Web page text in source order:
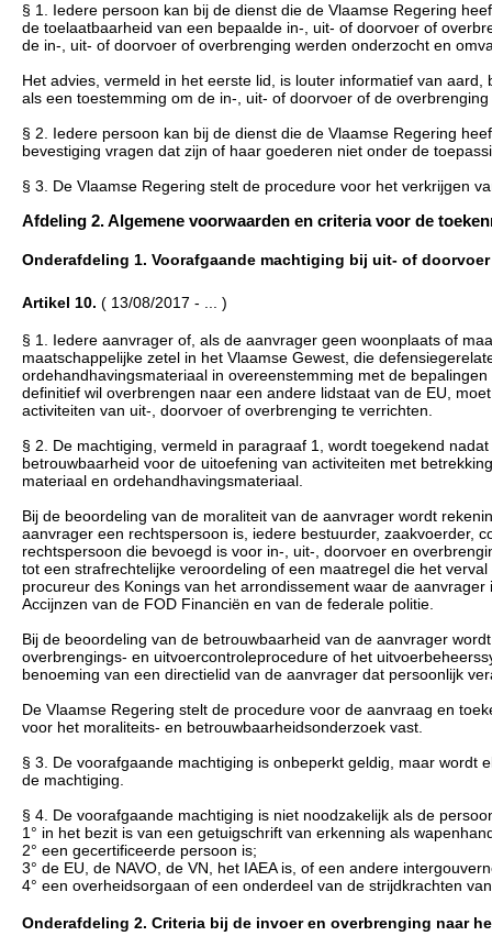
§ 1. Iedere persoon kan bij de dienst die de Vlaamse Regering
de toelaatbaarheid van een bepaalde in-, uit- of doorvoer of
de in-, uit- of doorvoer of overbrenging werden onderzocht en
Het advies, vermeld in het eerste lid, is louter informatief van
als een toestemming om de in-, uit- of doorvoer of de
§ 2. Iedere persoon kan bij de dienst die de Vlaamse Regering
bevestiging vragen dat zijn of haar goederen niet onder de
§ 3. De Vlaamse Regering stelt de procedure voor het verkrijgen
Afdeling 2. Algemene voorwaarden en criteria voor de
Onderafdeling 1. Voorafgaande machtiging bij uit- of
Artikel 10. ( 13/08/2017 - ... )
§ 1. Iedere aanvrager of, als de aanvrager geen woonplaats of
maatschappelijke zetel in het Vlaamse Gewest, die
ordehandhavingsmateriaal in overeenstemming met de
definitief wil overbrengen naar een andere lidstaat van de EU,
activiteiten van uit-, doorvoer of overbrenging te verrichten.
§ 2. De machtiging, vermeld in paragraaf 1, wordt toegekend
betrouwbaarheid voor de uitoefening van activiteiten met
materiaal en ordehandhavingsmateriaal.
Bij de beoordeling van de moraliteit van de aanvrager wordt
aanvrager een rechtspersoon is, iedere bestuurder, zaakvoerder,
rechtspersoon die bevoegd is voor in-, uit-, doorvoer en
tot een strafrechtelijke veroordeling of een maatregel die het
procureur des Konings van het arrondissement waar de
Accijnzen van de FOD Financiën en van de federale politie.
Bij de beoordeling van de betrouwbaarheid van de aanvrager
overbrengings- en uitvoercontroleprocedure of het
benoeming van een directielid van de aanvrager dat persoonlijk
De Vlaamse Regering stelt de procedure voor de aanvraag en
voor het moraliteits- en betrouwbaarheidsonderzoek vast.
§ 3. De voorafgaande machtiging is onbeperkt geldig, maar
de machtiging.
§ 4. De voorafgaande machtiging is niet noodzakelijk als de
1° in het bezit is van een getuigschrift van erkenning als
2° een gecertificeerde persoon is;
3° de EU, de NAVO, de VN, het IAEA is, of een andere
4° een overheidsorgaan of een onderdeel van de strijdkrachten
Onderafdeling 2. Criteria bij de invoer en overbrenging naar